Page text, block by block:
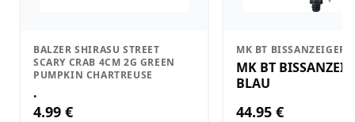
BALZER SHIRASU STREET
SCARY CRAB 4CM 2G GREEN
PUMPKIN CHARTREUSE
.
4.99 €
MK BT BISSANZEIGER
MK BT
BLAU
44.95 €